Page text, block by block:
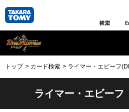
検索
トップ カード検索 ライマー・エビーフ
ライマー・エビーフ